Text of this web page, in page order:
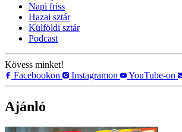
Napi friss
Hazai sztár
Külföldi sztár
Podcast
Kövess minket!
Facebookon
Instagramon YouTube-on
Ajánló